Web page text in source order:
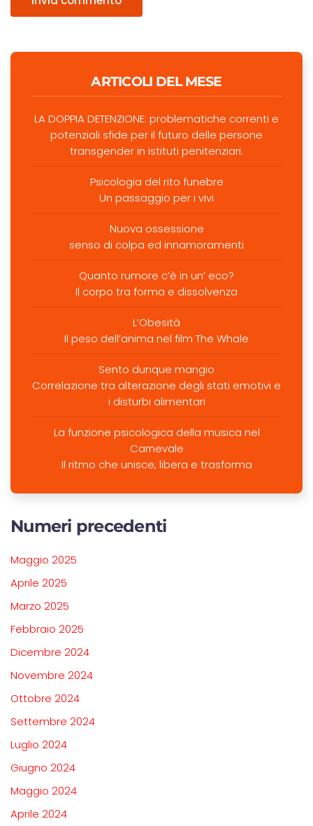
ARTICOLI DEL MESE
LA DOPPIA DETENZIONE: problematiche correnti e
potenziali sfide per il futuro delle persone
transgender in istituti penitenziari.
Psicologia del rito funebre
Un passaggio per i vivi
Nuova ossessione
senso di colpa ed innamoramenti
Quanto rumore c’è in un’ eco?
Il corpo tra forma e dissolvenza
L’Obesità
Il peso dell’anima nel film The Whale
Sento dunque mangio
Correlazione tra alterazione degli stati emotivi e
i disturbi alimentari
La funzione psicologica della musica nel
Carnevale
Il ritmo che unisce, libera e trasforma
Numeri precedenti
Maggio 2025
Aprile 2025
Marzo 2025
Febbraio 2025
Dicembre 2024
Novembre 2024
Ottobre 2024
Settembre 2024
Luglio 2024
Giugno 2024
Maggio 2024
Aprile 2024